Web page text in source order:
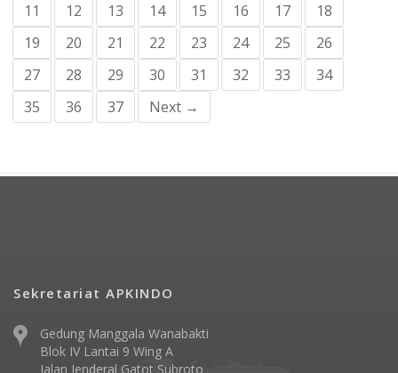
11
12 13 14 15 16 17
18
19
20 21 22 23 24 25
26
27
28 29 30 31 32 33
34
35
36 37 Next →
Sekretariat APKINDO
Gedung Manggala Wanabakti
Blok IV Lantai 9 Wing A
Jalan Jenderal Gatot Subroto